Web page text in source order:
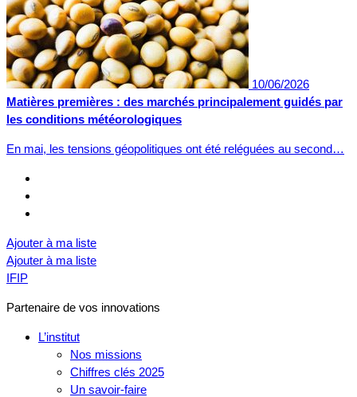
10/06/2026
Matières premières : des marchés principalement guidés par
les conditions météorologiques
En mai, les tensions géopolitiques ont été reléguées au second…
Ajouter à ma liste
Ajouter à ma liste
IFIP
Partenaire de vos innovations
L’institut
Nos missions
Chiffres clés 2025
Un savoir-faire